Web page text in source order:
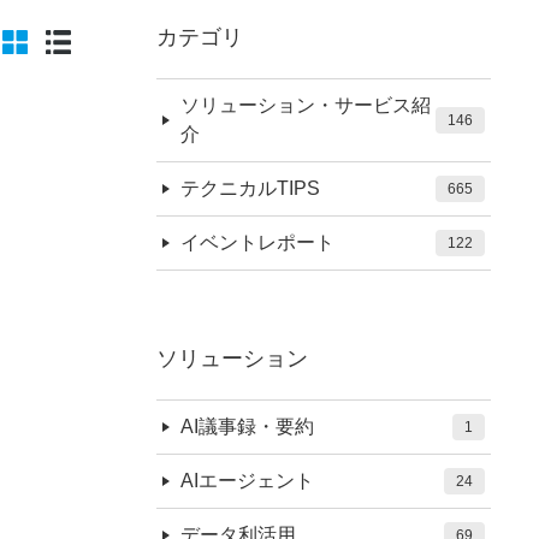
カテゴリ
ソリューション・サービス紹
介
146
テクニカルTIPS 665
イベントレポート 122
ソリューション
AI議事録・要約 1
AIエージェント 24